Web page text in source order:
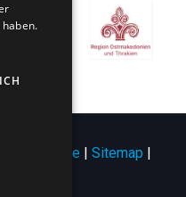
| Sitemap |
TURKISH